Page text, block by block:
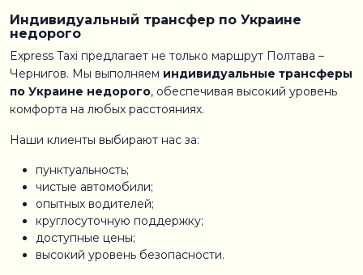
Индивидуальный трансфер по Украине
недорого
Express Taxi предлагает не только маршрут Полтава –
Чернигов. Мы выполняем индивидуальные трансферы
по Украине недорого, обеспечивая высокий уровень
комфорта на любых расстояниях.
Наши клиенты выбирают нас за:
пунктуальность;
чистые автомобили;
опытных водителей;
круглосуточную поддержку;
доступные цены;
высокий уровень безопасности.